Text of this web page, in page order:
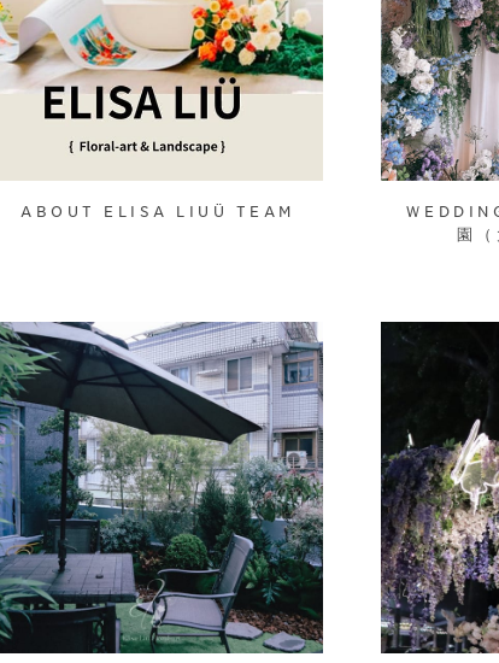
ABOUT ELISA LIUÜ TEAM
Ｗ
園